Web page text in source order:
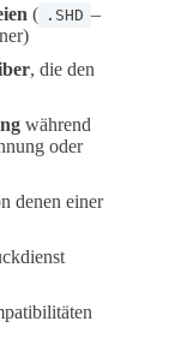
( .SHD –
, die den
während
oder
denen einer